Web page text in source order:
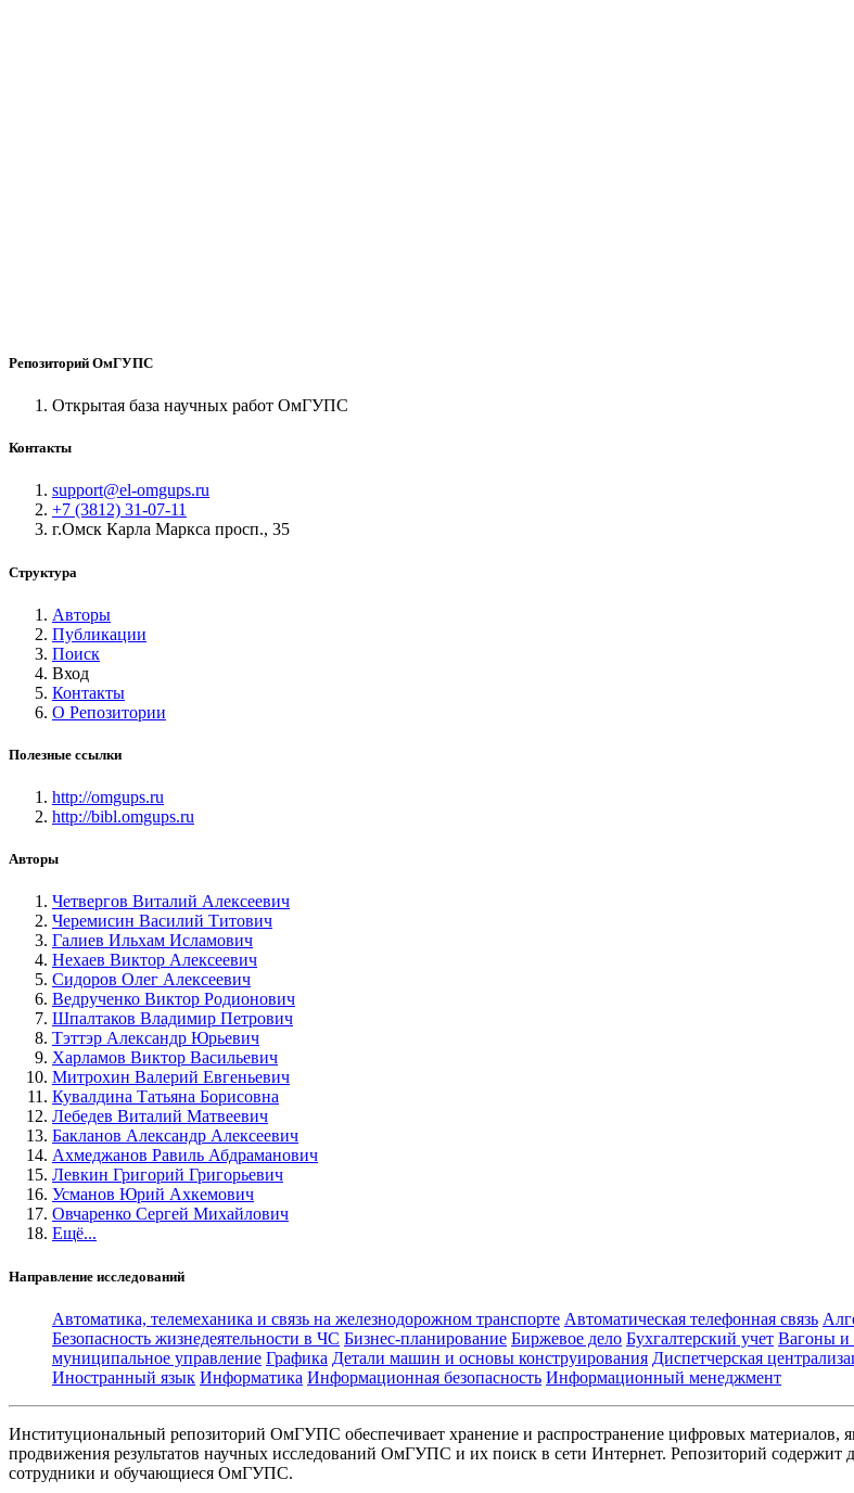
Репозиторий ОмГУПС
Открытая база научных работ ОмГУПС
Контакты
support@el-omgups.ru
+7 (3812) 31-07-11
г.Омск Карла Маркса просп., 35
Структура
Авторы
Публикации
Поиск
Вход
Контакты
О Репозитории
Полезные ссылки
http://omgups.ru
http://bibl.omgups.ru
Авторы
Четвергов Виталий Алексеевич
Черемисин Василий Титович
Галиев Ильхам Исламович
Нехаев Виктор Алексеевич
Сидоров Олег Алексеевич
Ведрученко Виктор Родионович
Шпалтаков Владимир Петрович
Тэттэр Александр Юрьевич
Харламов Виктор Васильевич
Митрохин Валерий Евгеньевич
Кувалдина Татьяна Борисовна
Лебедев Виталий Матвеевич
Бакланов Александр Алексеевич
Ахмеджанов Равиль Абдраманович
Левкин Григорий Григорьевич
Усманов Юрий Ахкемович
Овчаренко Сергей Михайлович
Ещё...
Направление исследований
Автоматика, телемеханика и связь на железнодорожном транспорте Автоматическая телефонная связь
Безопасность жизнедеятельности в ЧС Бизнес-планирование Биржевое дело Бухгалтерский учет Вагоны и
муниципальное управление Графика Детали машин и основы конструирования Диспетчерская
Иностранный язык Информатика Информационная безопасность Информационный менеджмент
Институциональный репозиторий ОмГУПС обеспечивает хранение и распространение цифровых
продвижения результатов научных исследований ОмГУПС и их поиск в сети Интернет. Репозиторий
сотрудники и обучающиеся ОмГУПС.